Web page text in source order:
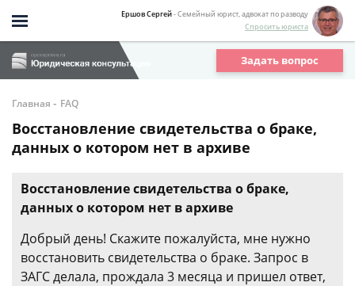
Ершов Сергей- Семейный юрист, адвокат по разводу
Спросить юриста
Задать вопрос
Главная - FAQ
Восстановление свидетельства о браке,
данных о котором нет в архиве
Восстановление свидетельства о браке,
данных о котором нет в архиве
Добрый день! Скажите пожалуйста, мне нужно
восстановить свидетельства о браке. Запрос в
ЗАГС делала, прождала 3 месяца и пришел ответ,